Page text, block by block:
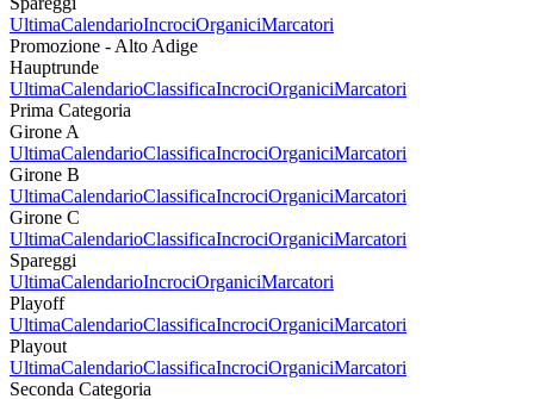
UltimaCalendarioIncrociOrganiciMarcatori
Promozione - Alto Adige
Hauptrunde
UltimaCalendarioClassificaIncrociOrganiciMarcatori
Prima Categoria
Girone A
UltimaCalendarioClassificaIncrociOrganiciMarcatori
Girone B
UltimaCalendarioClassificaIncrociOrganiciMarcatori
Girone C
UltimaCalendarioClassificaIncrociOrganiciMarcatori
Spareggi
UltimaCalendarioIncrociOrganiciMarcatori
Playoff
UltimaCalendarioClassificaIncrociOrganiciMarcatori
Playout
UltimaCalendarioClassificaIncrociOrganiciMarcatori
Seconda Categoria